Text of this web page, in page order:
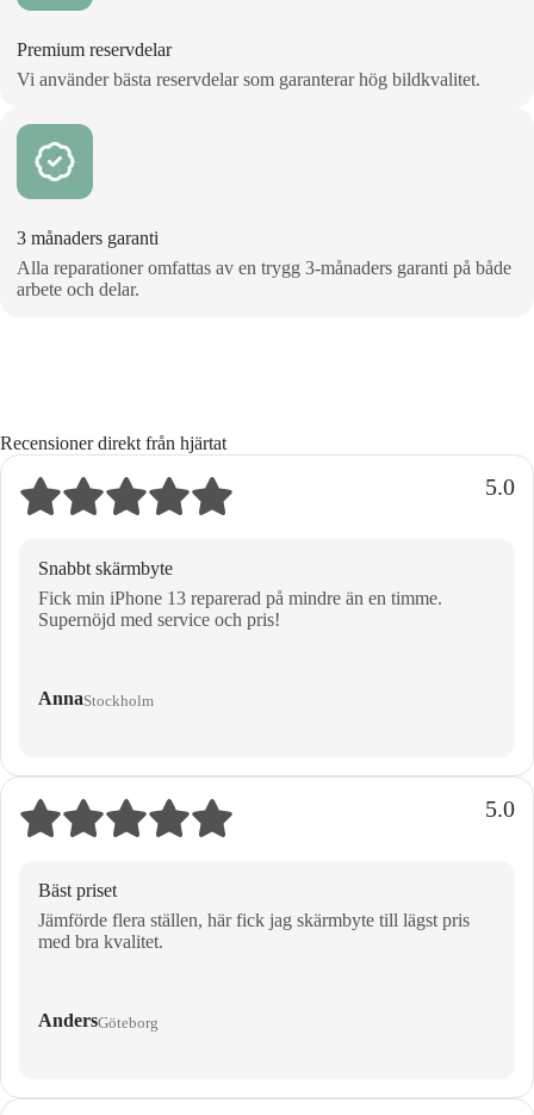
Premium reservdelar
Vi använder bästa reservdelar som garanterar hög bildkvalitet.
3 månaders garanti
Alla reparationer omfattas av en trygg 3‑månaders garanti på både
arbete och delar.
Recensioner direkt från hjärtat
5.0
Snabbt skärmbyte
Fick min iPhone 13 reparerad på mindre än en timme.
Supernöjd med service och pris!
AnnaStockholm
5.0
Bäst priset
Jämförde flera ställen, här fick jag skärmbyte till lägst pris
med bra kvalitet.
AndersGöteborg